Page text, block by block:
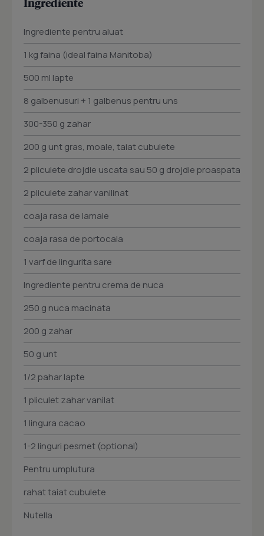
Ingrediente pentru aluat
1 kg faina (ideal faina Manitoba)
500 ml lapte
8 galbenusuri + 1 galbenus pentru uns
300-350 g zahar
200 g unt gras, moale, taiat cubulete
2 pliculete drojdie uscata sau 50 g drojdie proaspata
2 pliculete zahar vanilinat
coaja rasa de lamaie
coaja rasa de portocala
1 varf de lingurita sare
Ingrediente pentru crema de nuca
250 g nuca macinata
200 g zahar
50 g unt
1/2 pahar lapte
1 pliculet zahar vanilat
1 lingura cacao
1-2 linguri pesmet (optional)
Pentru umplutura
rahat taiat cubulete
Nutella